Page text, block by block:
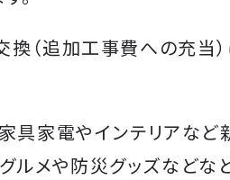
（追加工事費への充当）
具家電やインテリアな
ルメや防災グッズなどなど